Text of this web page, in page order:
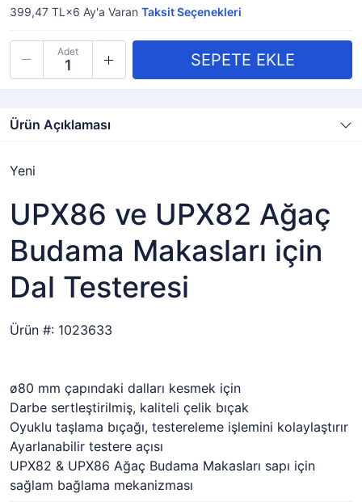
399,47 TL×6 Ay'a Varan Taksit Seçenekleri
Adet
Ürün Açıklaması
Yeni
UPX86 ve UPX82 Ağaç
Budama Makasları için
Dal Testeresi
Ürün #: 1023633
ø80 mm çapındaki dalları kesmek için
Darbe sertleştirilmiş, kaliteli çelik bıçak
Oyuklu taşlama bıçağı, testereleme işlemini kolaylaştırır
Ayarlanabilir testere açısı
UPX82 & UPX86 Ağaç Budama Makasları sapı için
sağlam bağlama mekanizması